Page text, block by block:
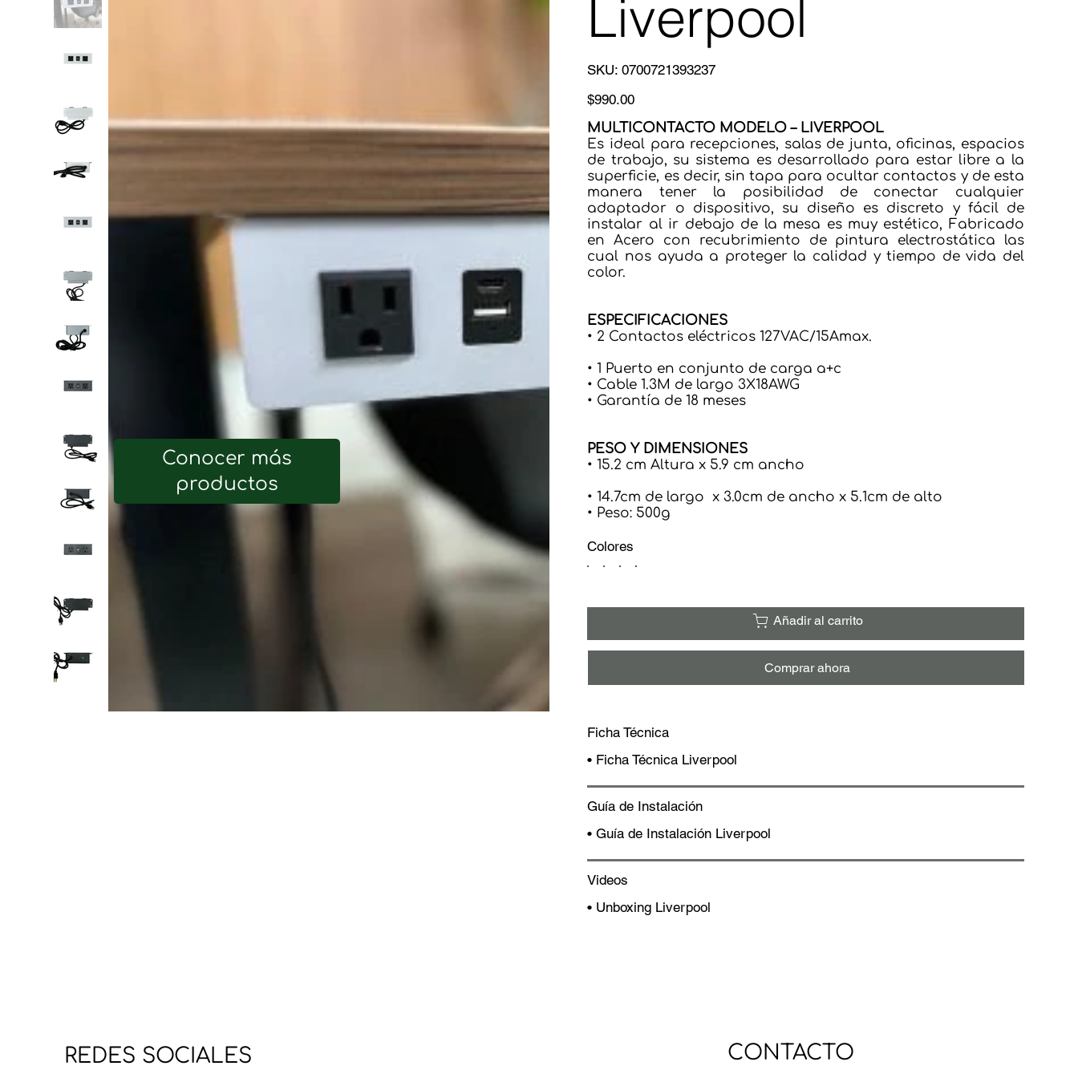
Liverpool
SKU: SKU
0700721393237
0700721393237
Precio
$990.00
MULTICONTACTO MODELO – LIVERPOOL
Es ideal para recepciones, salas de junta, oficinas, espacios
de trabajo, su sistema es desarrollado para estar libre a la
superficie, es decir, sin tapa para ocultar contactos y de esta
manera tener la posibilidad de conectar cualquier
adaptador o dispositivo, su diseño es discreto y fácil de
instalar al ir debajo de la mesa es muy estético, Fabricado
en Acero con recubrimiento de pintura electrostática las
cual nos ayuda a proteger la calidad y tiempo de vida del
color.
ESPECIFICACIONES
• 2 Contactos eléctricos 127VAC/15Amax.
• 1 Puerto en conjunto de carga a+c
• Cable 1.3M de largo 3X18AWG
• Garantía de 18 meses
PESO Y DIMENSIONES
• 15.2 cm Altura x 5.9 cm ancho
• 14.7cm de largo x 3.0cm de ancho x 5.1cm de alto
• Peso: 500g
Colores
Añadir al carrito
Comprar ahora
Ficha Técnica
• Ficha Técnica Liverpool
Guía de Instalación
•Guía de Instalación Liverpool
Videos
• Unboxing Liverpool
Conocer más
productos
REDES SOCIALES CONTACTO